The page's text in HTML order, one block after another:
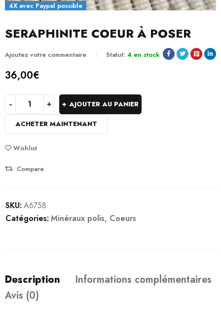
4X avec Paypal possible
SERAPHINITE COEUR À POSER
Ajoutez votre commentaire Statut: 4 en stock
36,00€
AJOUTER AU PANIER
ACHETER MAINTENANT
Wishlist
Compare
SKU: A6758
Catégories: Minéraux polis, Coeurs
Description
Informations complémentaires
Avis (0)